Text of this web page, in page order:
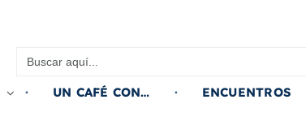
UN CAFÉ CON… ENCUENTROS